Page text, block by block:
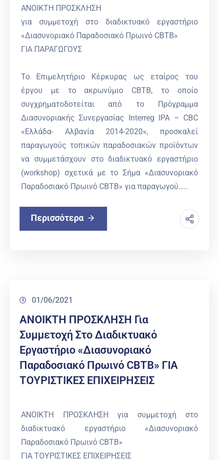
ΑΝΟΙΚΤΗ ΠΡΟΣΚΛΗΣΗ
για συμμετοχή στο διαδικτυακό εργαστήριο
«Διασυνοριακό Παραδοσιακό Πρωινό CBTB»
ΓΙΑ ΠΑΡΑΓΩΓΟΥΣ
Το Επιμελητήριο Κέρκυρας ως εταίρος του
έργου με το ακρωνύμιο CBTB, το οποίο
συγχρηματοδοτείται από το Πρόγραμμα
Διασυνοριακής Συνεργασίας Interreg IPA – CBC
«Ελλάδα- Αλβανία 2014-2020», προσκαλεί
παραγωγούς τοπικών παραδοσιακών προϊόντων
να συμμετάσχουν στο διαδικτυακό εργαστήριο
(workshop) σχετικά με το Σήμα «Διασυνοριακό
Παραδοσιακό Πρωινό CBTB» για παραγωγού…..
Περισσότερα
01/06/2021
ΑΝΟΙΚΤΗ ΠΡΟΣΚΛΗΣΗ Για
Συμμετοχή Στο Διαδικτυακό
Εργαστήριο «Διασυνοριακό
Παραδοσιακό Πρωινό CBTB» ΓΙΑ
ΤΟΥΡΙΣΤΙΚΕΣ ΕΠΙΧΕΙΡΗΣΕΙΣ
ΑΝΟΙΚΤΗ ΠΡΟΣΚΛΗΣΗ για συμμετοχή στο
διαδικτυακό εργαστήριο «Διασυνοριακό
Παραδοσιακό Πρωινό CBTB»
ΓΙΑ ΤΟΥΡΙΣΤΙΚΕΣ ΕΠΙΧΕΙΡΗΣΕΙΣ